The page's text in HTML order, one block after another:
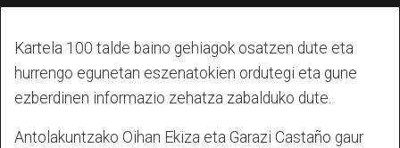
Kartela 100 talde baino gehiagok osatzen dute eta
hurrengo egunetan eszenatokien ordutegi eta gune
ezberdinen informazio zehatza zabalduko dute.
Antolakuntzako Oihan Ekiza eta Garazi Castaño gaur